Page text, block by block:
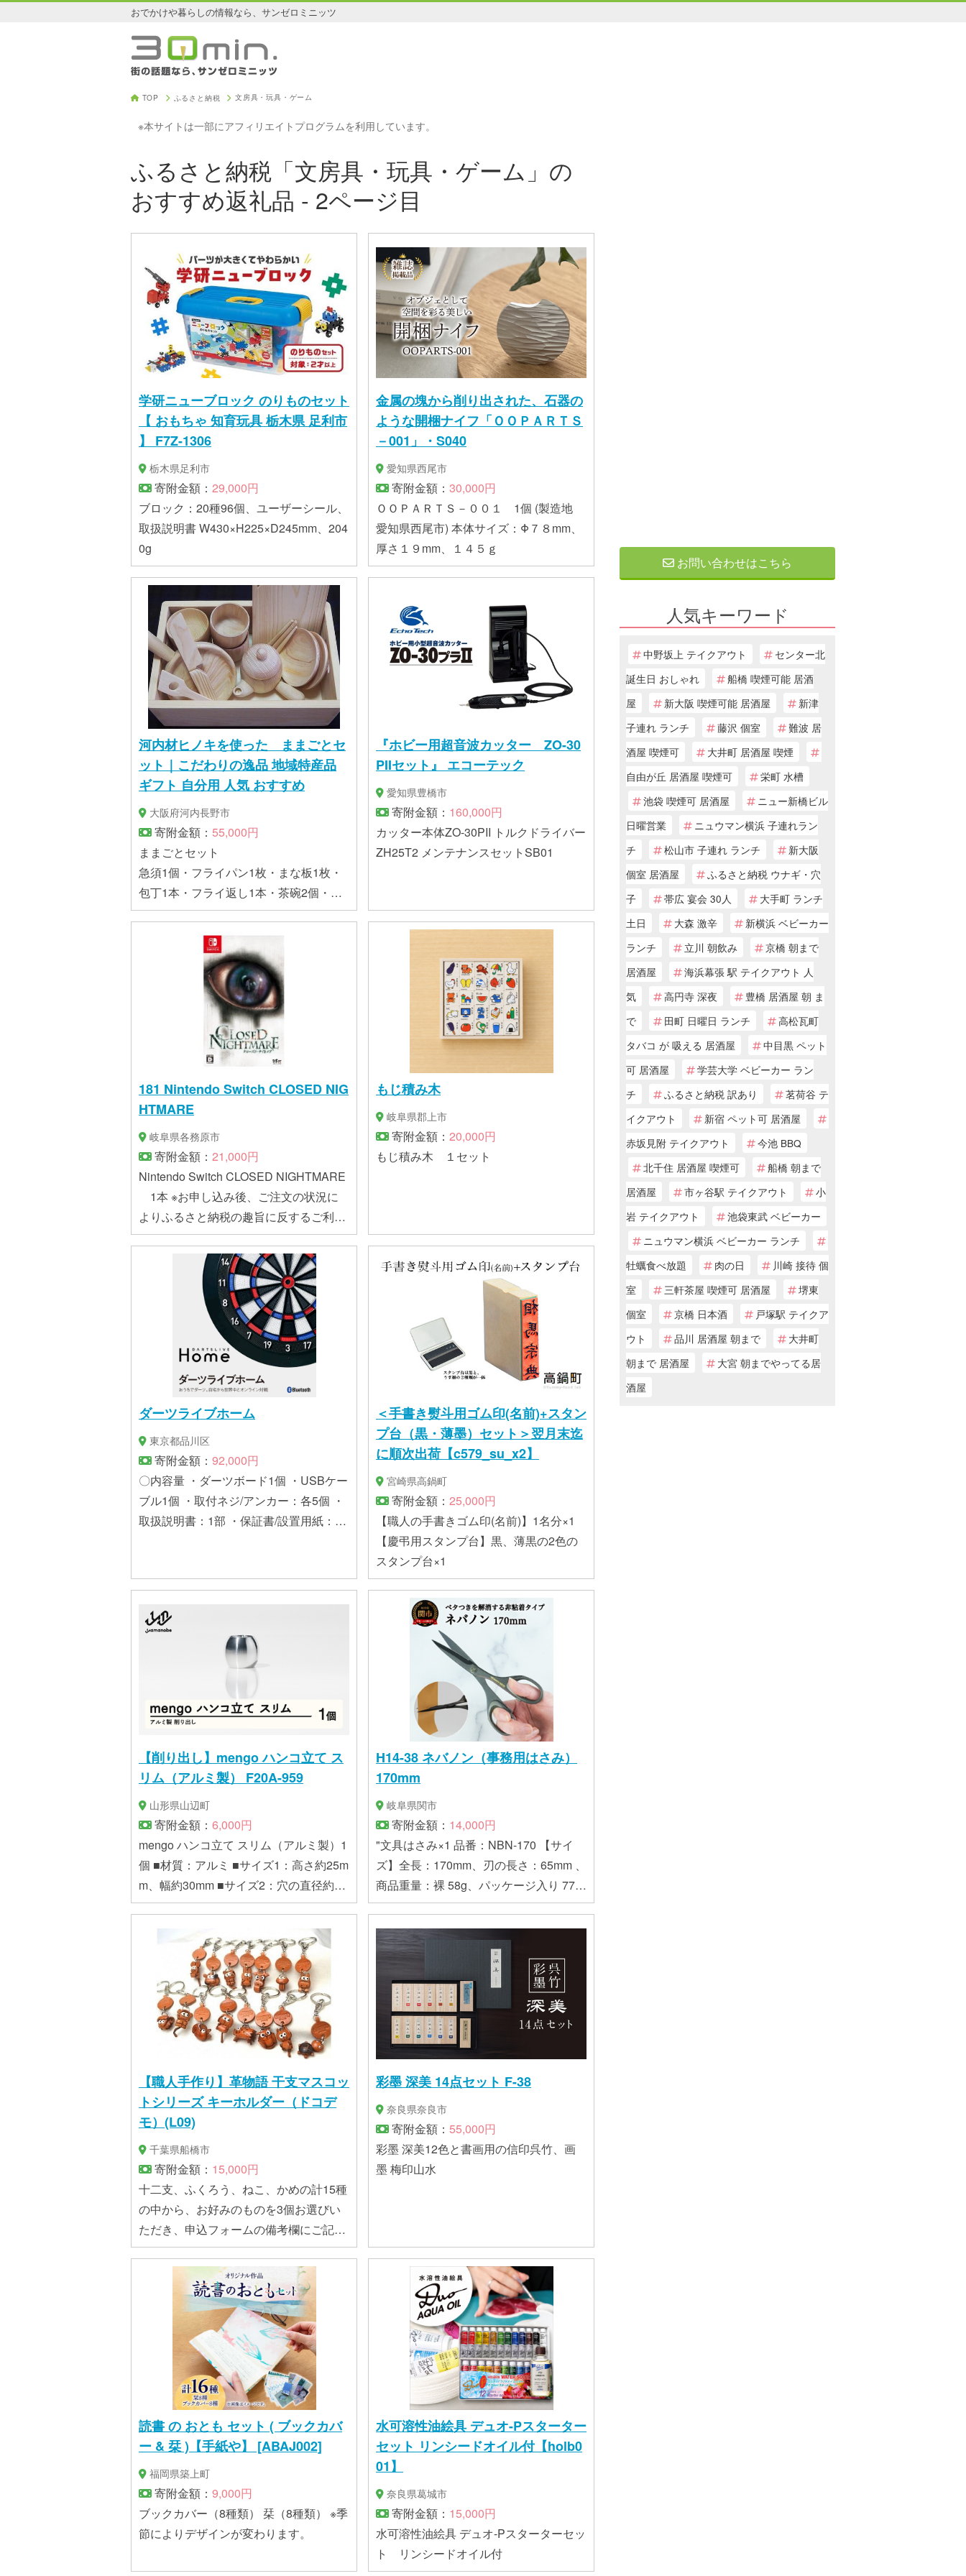
おでかけや暮らしの情報なら、サンゼロミニッツ
TOP ふるさと納税 文房具・玩具・ゲーム
※本サイトは一部にアフィリエイトプログラムを利用しています。
ふるさと納税「文房具・玩具・ゲーム」の
おすすめ返礼品 - 2ページ目
学研ニューブロック のりものセット
【 おもちゃ 知育玩具 栃木県 足利市
】 F7Z-1306
栃木県足利市
寄附金額： 29,000円
ブロック：20種96個、ユーザーシール、
取扱説明書 W430×H225×D245mm、204
0g
金属の塊から削り出された、石器の
ような開梱ナイフ「ＯＯＰＡＲＴＳ
－001」・S040
愛知県西尾市
寄附金額： 30,000円
ＯＯＰＡＲＴＳ－００１ 1個 (製造地
愛知県西尾市) 本体サイズ：Φ７８mm、
厚さ１９mm、１４５ｇ
河内材ヒノキを使った ままごとセ
ット｜こだわりの逸品 地域特産品
ギフト 自分用 人気 おすすめ
大阪府河内長野市
寄附金額： 55,000円
ままごとセット
急須1個・フライパン1枚・まな板1枚・
包丁1本・フライ返し1本・茶碗2個・湯
のみ2個・皿2枚・はし2膳、箱1個
『ホビー用超音波カッター ZO-30
PIIセット』 エコーテック
愛知県豊橋市
寄附金額： 160,000円
カッター本体ZO-30PII トルクドライバー
ZH25T2 メンテナンスセットSB01
181 Nintendo Switch CLOSED NIG
HTMARE
岐阜県各務原市
寄附金額： 21,000円
Nintendo Switch CLOSED NIGHTMARE
1本 ※お申し込み後、ご注文の状況に
よりふるさと納税の趣旨に反するご利用
（転売）が疑われる場合に当市より記念
品の利用実態について確認のご連絡をさ
せていただきます。 確認が取れない場
合、お申込みをキャンセルさせていただ
く可能性がございます。
もじ積み木
岐阜県郡上市
寄附金額： 20,000円
もじ積み木 １セット
ダーツライブホーム
東京都品川区
寄附金額： 92,000円
〇内容量 ・ダーツボード1個 ・USBケー
ブル1個 ・取付ネジ/アンカー：各5個 ・
取扱説明書：1部 ・保証書/設置用紙：1
＜手書き熨斗用ゴム印(名前)+スタン
プ台（黒・薄墨）セット＞翌月末迄
に順次出荷【c579_su_x2】
宮崎県高鍋町
寄附金額： 25,000円
【職人の手書きゴム印(名前)】1名分×1
【慶弔用スタンプ台】黒、薄黒の2色の
スタンプ台×1
【削り出し】mengo ハンコ立て ス
リム（アルミ製） F20A-959
山形県山辺町
寄附金額： 6,000円
mengo ハンコ立て スリム（アルミ製）1
個 ■材質：アルミ ■サイズ1：高さ約25m
m、幅約30mm ■サイズ2：穴の直径約1
9.3mm、深さ約19.3mm ■重さ：約75g ■
H14-38 ネバノン（事務用はさみ）
170mm
岐阜県関市
寄附金額： 14,000円
"文具はさみ×1 品番：NBN-170 【サイ
ズ】全長：170mm、刃の長さ：65mm 、
商品重量：裸 58g、パッケージ入り 77g
【素材】ブレード材質：ステンレス刃物
鋼 1K6、ハンドル素材：ABS樹脂、ビ
ス、ステンレスネジビス 包装形態：一丁
【職人手作り】革物語 干支マスコッ
トシリーズ キーホルダー（ドコデ
モ）(L09)
千葉県船橋市
寄附金額： 15,000円
十二支、ふくろう、ねこ、かめの計15種
の中から、お好みのものを3個お選びい
ただき、申込フォームの備考欄にご記入
ください。 リングの直径…25mm マスコ
ット…H40 x W20 x D10 (mm)
彩墨 深美 14点セット F-38
奈良県奈良市
寄附金額： 55,000円
彩墨 深美12色と書画用の信印呉竹、画
墨 梅印山水
読書 の おとも セット ( ブックカバ
ー & 栞 )【手紙や】 [ABAJ002]
福岡県築上町
寄附金額： 9,000円
ブックカバー（8種類） 栞（8種類） ※季
節によりデザインが変わります。
水可溶性油絵具 デュオ-Pスターター
セット リンシードオイル付【holb0
01】
奈良県葛城市
寄附金額： 15,000円
水可溶性油絵具 デュオ-Pスターターセッ
ト リンシードオイル付
お問い合わせはこちら
人気キーワード
中野坂上 テイクアウト
センター北
誕生日 おしゃれ
船橋 喫煙可能 居酒
屋
新大阪 喫煙可能 居酒屋
新津
子連れ ランチ
藤沢 個室
難波 居
酒屋 喫煙可
大井町 居酒屋 喫煙
自由が丘 居酒屋 喫煙可
栄町 水槽
池袋 喫煙可 居酒屋
ニュー新橋ビル
日曜営業
ニュウマン横浜 子連れラン
チ
松山市 子連れ ランチ
新大阪
個室 居酒屋
ふるさと納税 ウナギ・穴
子
帯広 宴会 30人
大手町 ランチ
土日
大森 激辛
新横浜 ベビーカー
ランチ
立川 朝飲み
京橋 朝まで
居酒屋
海浜幕張 駅 テイクアウト 人
気
高円寺 深夜
豊橋 居酒屋 朝 ま
で
田町 日曜日 ランチ
高松瓦町
タバコ が 吸える 居酒屋
中目黒 ペット
可 居酒屋
学芸大学 ベビーカー ラン
チ
ふるさと納税 訳あり
茗荷谷 テ
イクアウト
新宿 ペット可 居酒屋
赤坂見附 テイクアウト
今池 BBQ
北千住 居酒屋 喫煙可
船橋 朝まで
居酒屋
市ヶ谷駅 テイクアウト
小
岩 テイクアウト
池袋東武 ベビーカー
ニュウマン横浜 ベビーカー ランチ
牡蠣食べ放題
肉の日
川崎 接待 個
室
三軒茶屋 喫煙可 居酒屋
堺東
個室
京橋 日本酒
戸塚駅 テイクア
ウト
品川 居酒屋 朝まで
大井町
朝まで 居酒屋
大宮 朝までやってる居
酒屋